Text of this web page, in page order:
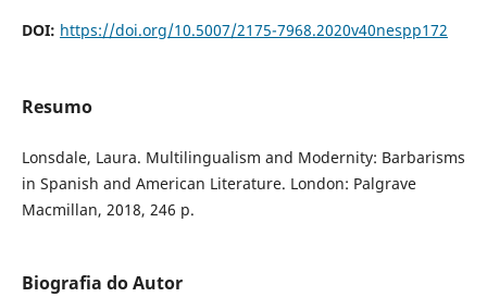
DOI: https://doi.org/10.5007/2175-7968.2020v40nespp172
Resumo
Lonsdale, Laura. Multilingualism and Modernity: Barbarisms
in Spanish and American Literature. London: Palgrave
Macmillan, 2018, 246 p.
Biografia do Autor